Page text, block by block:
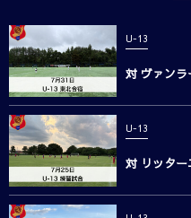
U-13
対 ヴァンラ
U-13
対 リッター